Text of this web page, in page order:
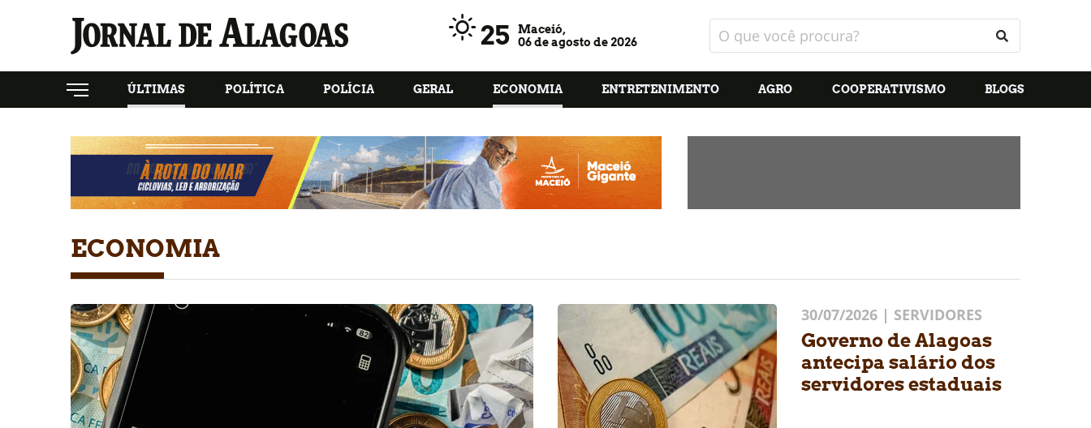
25
Maceió,
06 de agosto de 2026
ÚLTIMAS POLÍTICA POLÍCIA GERAL ECONOMIA ENTRETENIMENTO AGRO COOPERATIVISMO BLOGS
ECONOMIA
30/07/2026 | SERVIDORES
Governo de Alagoas
antecipa salário dos
servidores estaduais